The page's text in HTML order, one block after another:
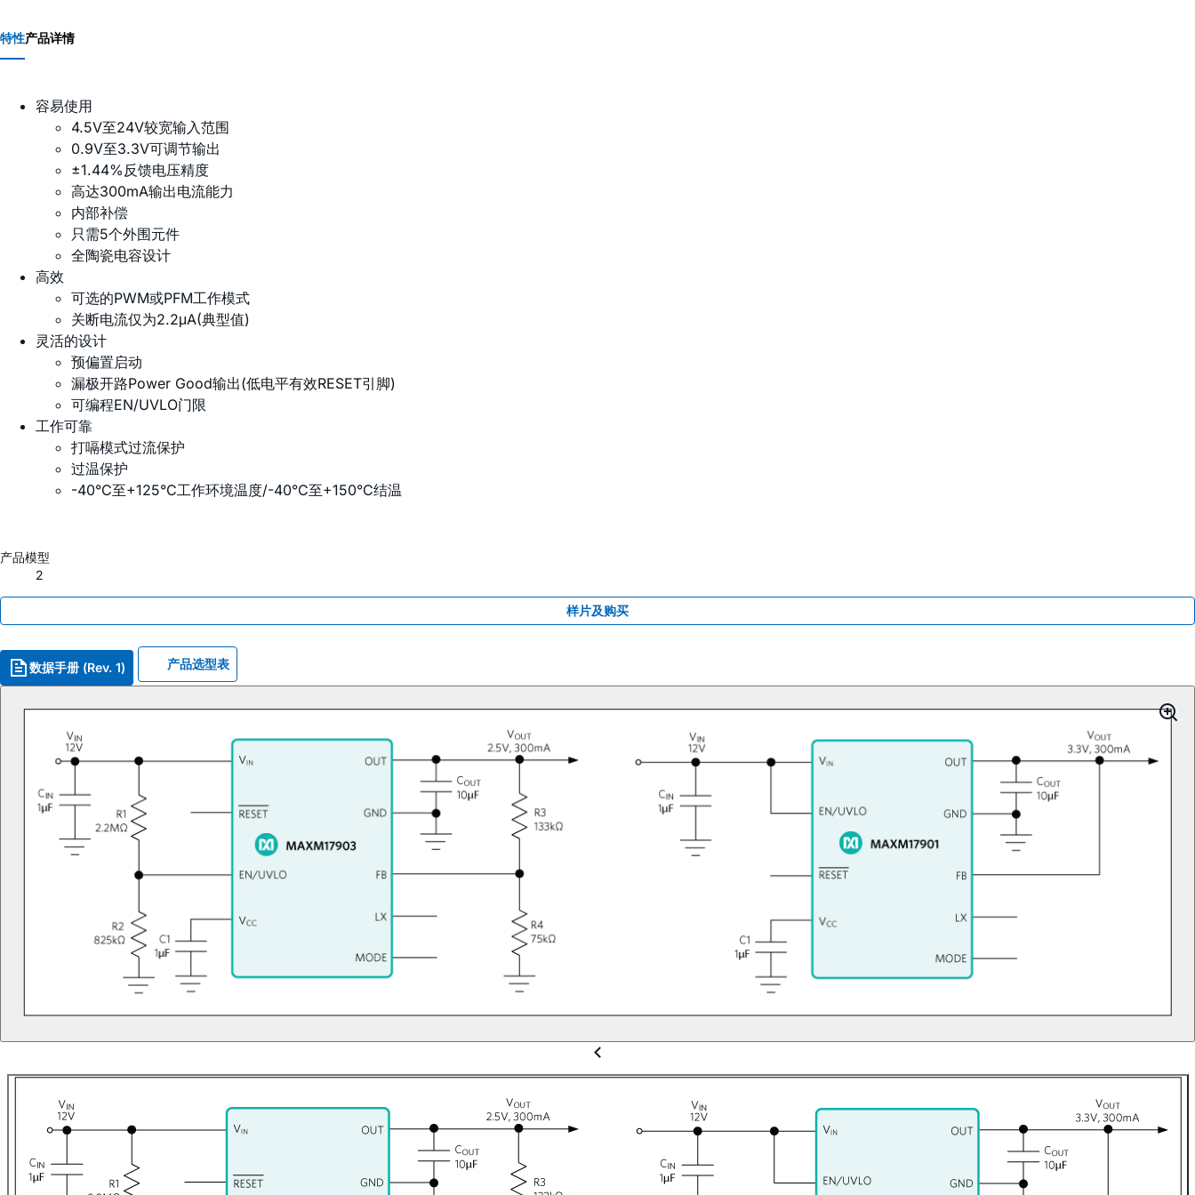
特性产品详情
容易使用
4.5V至24V较宽输入范围
0.9V至3.3V可调节输出
±1.44%反馈电压精度
高达300mA输出电流能力
内部补偿
只需5个外围元件
全陶瓷电容设计
高效
可选的PWM或PFM工作模式
关断电流仅为2.2μA(典型值)
灵活的设计
预偏置启动
漏极开路Power Good输出(低电平有效RESET引脚)
可编程EN/UVLO门限
工作可靠
打嗝模式过流保护
过温保护
-40°C至+125°C工作环境温度/-40°C至+150°C结温
产品模型
2
样片及购买
数据手册 (Rev. 1) 产品选型表